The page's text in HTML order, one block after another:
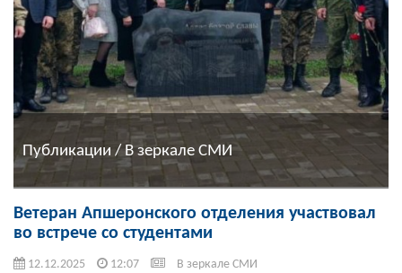
Публикации / В зеркале СМИ
Ветеран Апшеронского отделения участвовал
во встрече со студентами
12.12.2025 12:07 В зеркале СМИ